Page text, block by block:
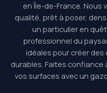
en Île-de-France. Nous
qualité, prêt à poser,
un particulier en
professionnel du
idéales pour créer
durables. Faites confiance
vos surfaces avec un